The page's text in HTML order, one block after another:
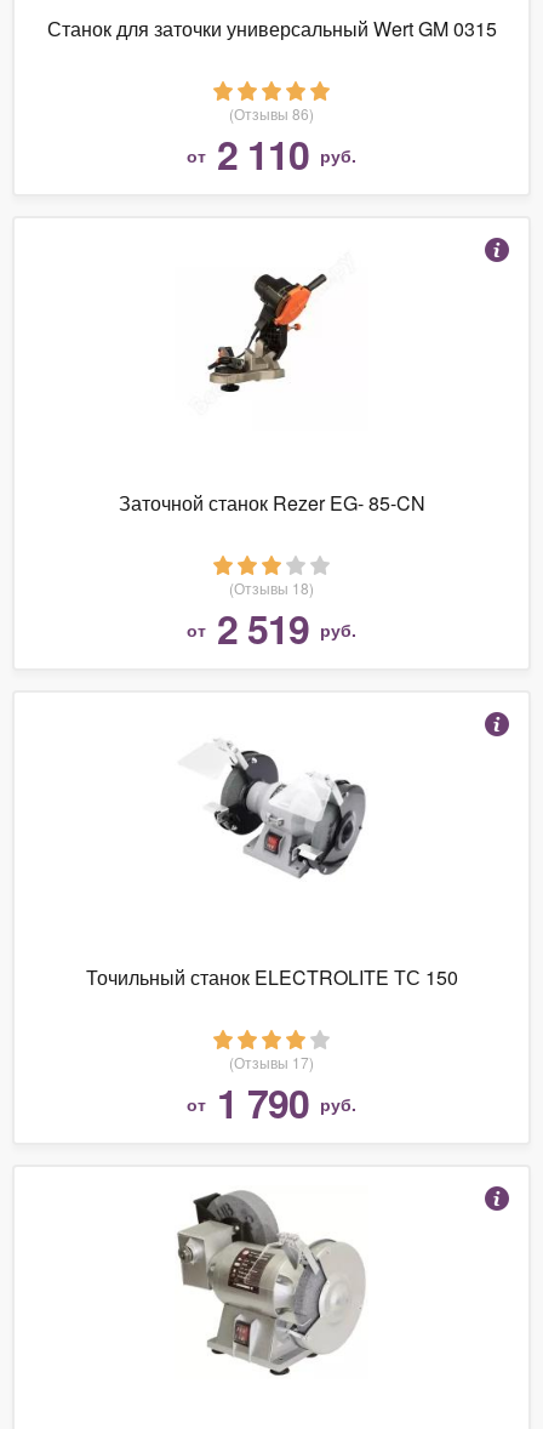
Станок для заточки универсальный Wert GM 0315
(Отзывы 86)
от 2 110 руб.
Заточной станок Rezer EG- 85-CN
(Отзывы 18)
от 2 519 руб.
Точильный станок ELECTROLITE ТС 150
(Отзывы 17)
от 1 790 руб.